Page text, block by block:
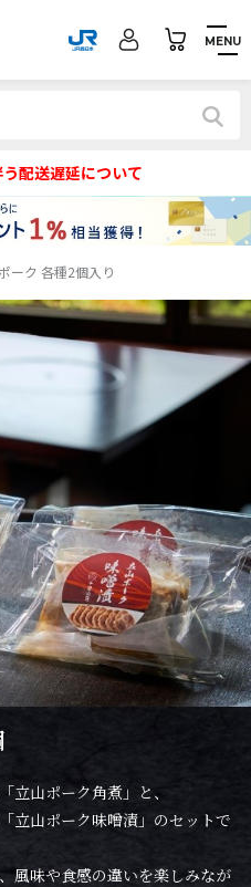
MENU
配送遅延について
ーク 各種2個入り
立山ポーク角煮」と、
立山ポーク味噌漬」のセットで
風味や食感の違いを楽しみなが